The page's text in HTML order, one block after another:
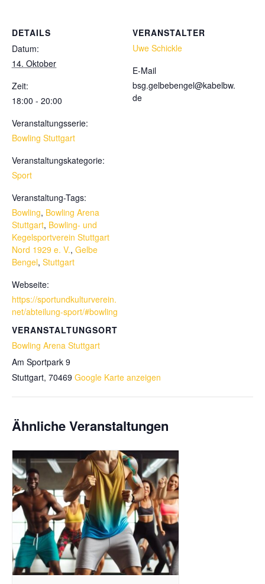
DETAILS
Datum:
14. Oktober
Zeit:
18:00 - 20:00
Veranstaltungsserie:
Bowling Stuttgart
Veranstaltungskategorie:
Sport
Veranstaltung-Tags:
Bowling, Bowling Arena
Stuttgart, Bowling- und
Kegelsportverein Stuttgart
Nord 1929 e. V., Gelbe
Bengel, Stuttgart
Webseite:
https://sportundkulturverein.
net/abteilung-sport/#bowling
VERANSTALTUNGSORT
Bowling Arena Stuttgart
Am Sportpark 9
Stuttgart, 70469 Google Karte anzeigen
VERANSTALTER
Uwe Schickle
E-Mail
bsg.gelbebengel@kabelbw.
de
Ähnliche Veranstaltungen